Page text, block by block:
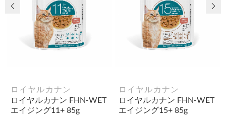
ロイヤルカナン
ロイヤルカナン FHN-WET
エイジング11+ 85g
ロイヤルカナン
ロイヤルカナン FHN-WET
エイジング15+ 85g
前の画像 次